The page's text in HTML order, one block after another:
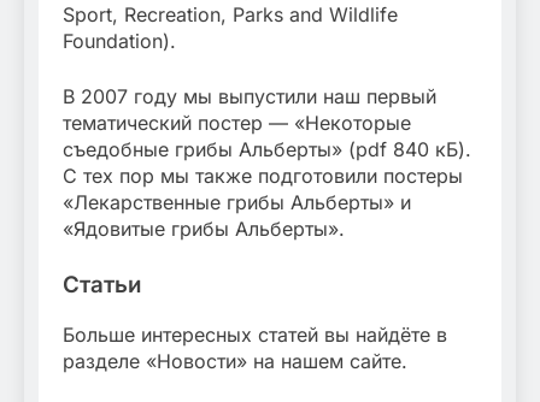
Sport, Recreation, Parks and Wildlife
Foundation).
В 2007 году мы выпустили наш первый
тематический постер — «Некоторые
съедобные грибы Альберты» (pdf 840 кБ).
С тех пор мы также подготовили постеры
«Лекарственные грибы Альберты» и
«Ядовитые грибы Альберты».
Статьи
Больше интересных статей вы найдёте в
разделе «Новости» на нашем сайте.